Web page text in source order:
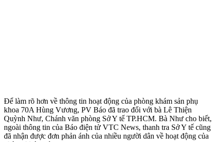
Để làm rõ hơn về thông tin hoạt động của phòng khám sản phụ
khoa 70A Hùng Vương, PV Báo đã trao đổi với bà Lê Thiện
Quỳnh Như, Chánh văn phòng Sở Y tế TP.HCM. Bà Như cho biết,
ngoài thông tin của Báo điện tử VTC News, thanh tra Sở Y tế cũng
đã nhận được đơn phản ánh của nhiều người dân về hoạt động của